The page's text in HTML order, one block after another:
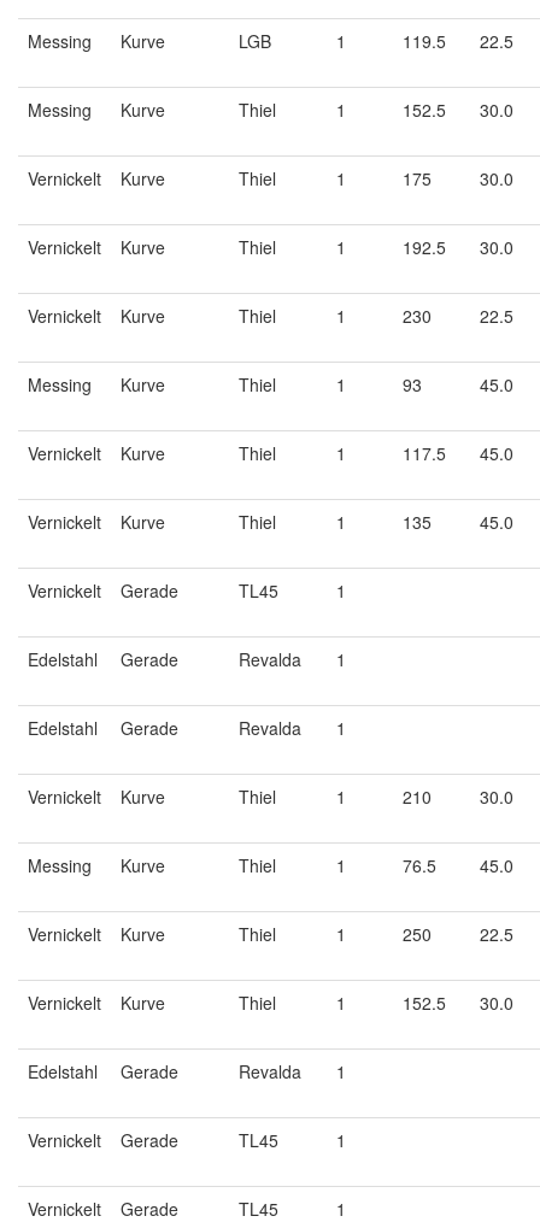
Messing Kurve LGB 1 119.5 22.5
Messing Kurve Thiel 1 152.5 30.0
Vernickelt Kurve Thiel 1 175 30.0
Vernickelt Kurve Thiel 1 192.5 30.0
Vernickelt Kurve Thiel 1 230 22.5
Messing Kurve Thiel 1 93 45.0
Vernickelt Kurve Thiel 1 117.5 45.0
Vernickelt Kurve Thiel 1 135 45.0
Vernickelt Gerade TL45 1
Edelstahl Gerade Revalda 1
Edelstahl Gerade Revalda 1
Vernickelt Kurve Thiel 1 210 30.0
Messing Kurve Thiel 1 76.5 45.0
Vernickelt Kurve Thiel 1 250 22.5
Vernickelt Kurve Thiel 1 152.5 30.0
Edelstahl Gerade Revalda 1
Vernickelt Gerade TL45 1
Vernickelt Gerade TL45 1